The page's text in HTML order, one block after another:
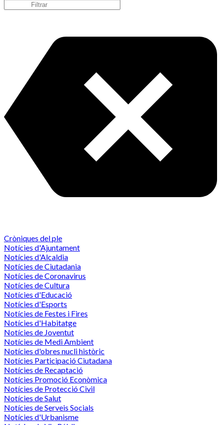
Cròniques del ple
Notícies d'Ajuntament
Notícies d'Alcaldia
Notícies de Ciutadania
Notícies de Coronavirus
Notícies de Cultura
Notícies d'Educació
Notícies d'Esports
Notícies de Festes i Fires
Notícies d'Habitatge
Notícies de Joventut
Notícies de Medi Ambient
Notícies d'obres nucli històric
Notícies Participació Ciutadana
Notícies de Recaptació
Notícies Promoció Econòmica
Notícies de Protecció Civil
Notícies de Salut
Notícies de Serveis Socials
Notícies d'Urbanisme